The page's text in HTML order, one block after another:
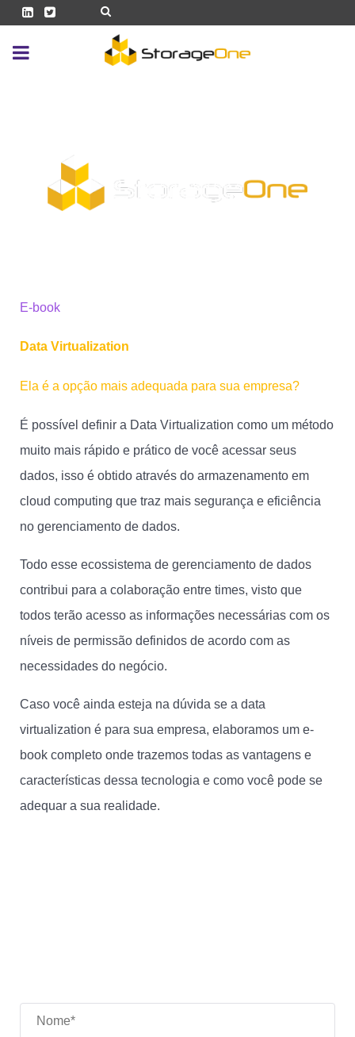
E-book
Data Virtualization
Ela é a opção mais adequada para sua empresa?
É possível definir a Data Virtualization como um método
muito mais rápido e prático de você acessar seus
dados, isso é obtido através do armazenamento em
cloud computing que traz mais segurança e eficiência
no gerenciamento de dados.
Todo esse ecossistema de gerenciamento de dados
contribui para a colaboração entre times, visto que
todos terão acesso as informações necessárias com os
níveis de permissão definidos de acordo com as
necessidades do negócio.
Caso você ainda esteja na dúvida se a data
virtualization é para sua empresa, elaboramos um e-
book completo onde trazemos todas as vantagens e
características dessa tecnologia e como você pode se
adequar a sua realidade.